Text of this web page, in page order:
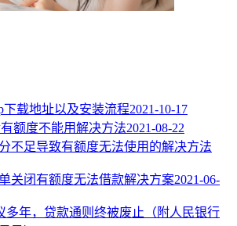
下载地址以及安装流程2021-10-17
额度不能用解决方法2021-08-22
不足导致有额度无法使用的解决方法
关闭有额度无法借款解决方案2021-06-
多年，贷款通则终被废止（附人民银行